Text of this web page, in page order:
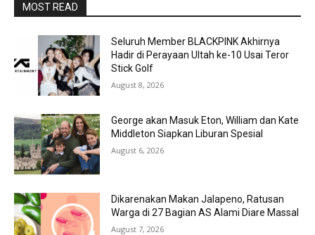
MOST READ
Seluruh Member BLACKPINK Akhirnya
Hadir di Perayaan Ultah ke-10 Usai Teror
Stick Golf
August 8, 2026
George akan Masuk Eton, William dan Kate
Middleton Siapkan Liburan Spesial
August 6, 2026
Dikarenakan Makan Jalapeno, Ratusan
Warga di 27 Bagian AS Alami Diare Massal
August 7, 2026